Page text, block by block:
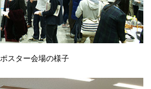
ポスター会場の様子